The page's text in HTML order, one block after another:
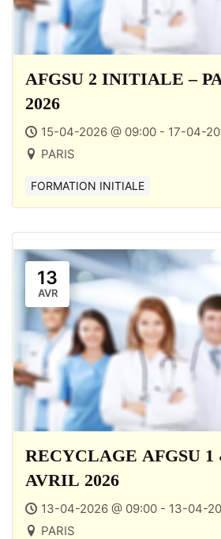
AFGSU 2 INITIALE –
2026
15-04-2026 @ 09:00 - 17-04-
PARIS
FORMATION INITIALE
13
AVR
RECYCLAGE AFGSU 1
AVRIL 2026
13-04-2026 @ 09:00 - 13-04-
PARIS